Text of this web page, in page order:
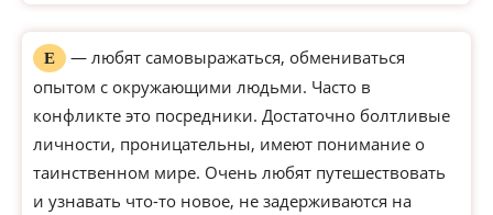
Е
— любят самовыражаться, обмениваться
опытом с окружающими людьми. Часто в
конфликте это посредники. Достаточно болтливые
личности, проницательны, имеют понимание о
таинственном мире. Очень любят путешествовать
и узнавать что-то новое, не задерживаются на